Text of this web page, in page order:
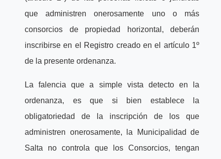
que administren onerosamente uno o más
consorcios de propiedad horizontal, deberán
inscribirse en el Registro creado en el artículo 1º
de la presente ordenanza.
La falencia que a simple vista detecto en la
ordenanza, es que si bien establece la
obligatoriedad de la inscripción de los que
administren onerosamente, la Municipalidad de
Salta no controla que los Consorcios, tengan